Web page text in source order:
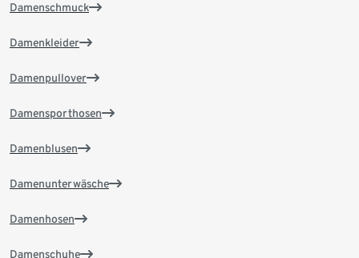
Damenschmuck
Damenkleider
Damenpullover
Damensporthosen
Damenblusen
Damenunterwäsche
Damenhosen
Damenschuhe